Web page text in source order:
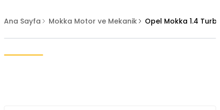
Ana Sayfa Mokka Motor ve Mekanik Opel Mokka 1.4